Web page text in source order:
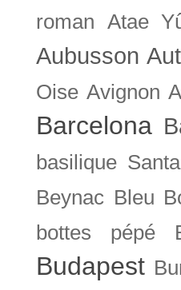
roman Atae
Aubusson
Oise Avignon
Barcelona
basilique
Beynac Bleu
bottes pépé
Budapest